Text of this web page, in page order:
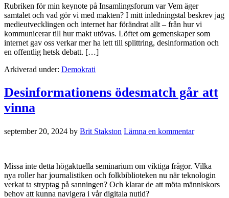
Rubriken för min keynote på Insamlingsforum var Vem äger
samtalet och vad gör vi med makten? I mitt inledningstal beskrev jag
medieutvecklingen och internet har förändrat allt – från hur vi
kommunicerar till hur makt utövas. Löftet om gemenskaper som
internet gav oss verkar mer ha lett till splittring, desinformation och
en offentlig hetsk debatt. […]
Arkiverad under: Demokrati
Desinformationens ödesmatch går att
vinna
september 20, 2024 by Brit Stakston Lämna en kommentar
Missa inte detta högaktuella seminarium om viktiga frågor. Vilka
nya roller har journalistiken och folkbiblioteken nu när teknologin
verkat ta stryptag på sanningen? Och klarar de att möta människors
behov att kunna navigera i vår digitala nutid?